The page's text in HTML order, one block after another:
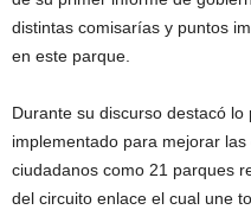
distintas comisarías y puntos
en este parque.
Durante su discurso destacó
implementado para mejorar
ciudadanos como 21 parques
del circuito enlace el cual une